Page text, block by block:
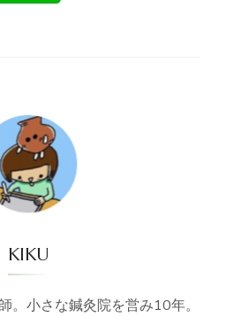
KIKU
。小さな鍼灸院を営み10年。